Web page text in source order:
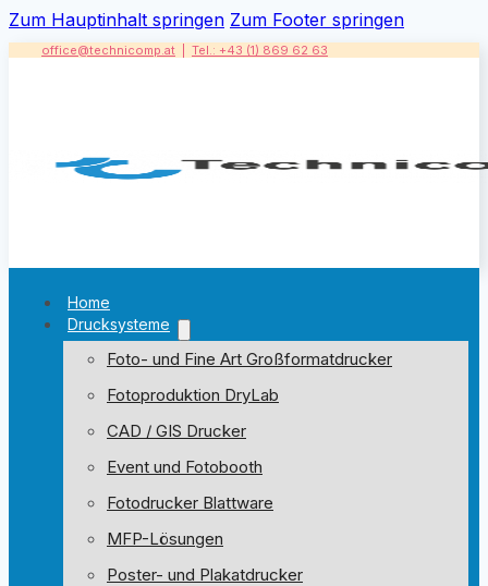
Zum Hauptinhalt springen Zum Footer springen
office@technicomp.at Tel.: +43 (1) 869 62 63
Home
Drucksysteme
Foto- und Fine Art Großformatdrucker
Fotoproduktion DryLab
CAD / GIS Drucker
Event und Fotobooth
Fotodrucker Blattware
MFP-Lösungen
Poster- und Plakatdrucker